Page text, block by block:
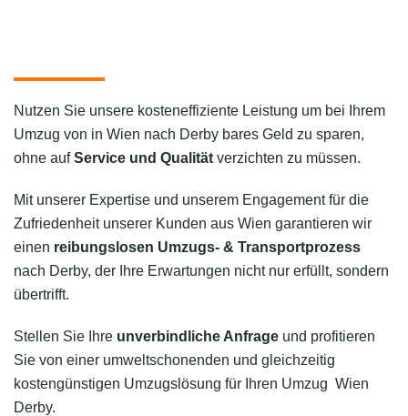
Nutzen Sie unsere kosteneffiziente Leistung um bei Ihrem
Umzug von in Wien nach Derby bares Geld zu sparen,
ohne aufService und Qualität verzichten zu müssen.
Mit unserer Expertise und unserem Engagement für die
Zufriedenheit unserer Kunden aus Wien garantieren wir
einen reibungslosen Umzugs- & Transportprozess
nach Derby, der Ihre Erwartungen nicht nur erfüllt, sondern
übertrifft.
Stellen Sie Ihre unverbindliche Anfrage und profitieren
Sie von einer umweltschonenden und gleichzeitig
kostengünstigen Umzugslösung für Ihren Umzug Wien
Derby.